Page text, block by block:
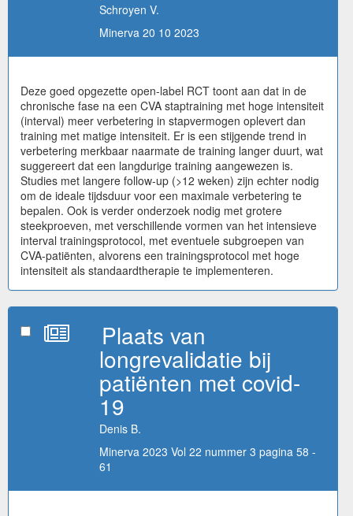
Schroyen V.
Minerva 20 10 2023
Deze goed opgezette open-label RCT toont aan dat in de
chronische fase na een CVA staptraining met hoge intensiteit
(interval) meer verbetering in stapvermogen oplevert dan
training met matige intensiteit. Er is een stijgende trend in
verbetering merkbaar naarmate de training langer duurt, wat
suggereert dat een langdurige training aangewezen is.
Studies met langere follow-up (>12 weken) zijn echter nodig
om de ideale tijdsduur voor een maximale verbetering te
bepalen. Ook is verder onderzoek nodig met grotere
steekproeven, met verschillende vormen van het intensieve
interval trainingsprotocol, met eventuele subgroepen van
CVA-patiënten, alvorens een trainingsprotocol met hoge
intensiteit als standaardtherapie te implementeren.
Plaats van
longrevalidatie bij
patiënten met covid-
19
Denis B.
Minerva 2023 Vol 22 nummer 3 pagina 58 -
61